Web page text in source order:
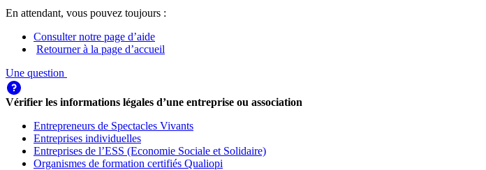
En attendant, vous pouvez toujours :
Consulter notre page d’aide
Retourner à la page d’accueil
Une question
Vérifier les informations légales d’une entreprise ou association
Entrepreneurs de Spectacles Vivants
Entreprises individuelles
Entreprises de l’ESS (Economie Sociale et Solidaire)
Organismes de formation certifiés Qualiopi